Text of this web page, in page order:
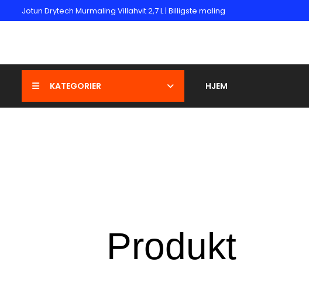
Jotun Drytech Murmaling Villahvit 2,7 L | Billigste maling
KATEGORIER HJEM